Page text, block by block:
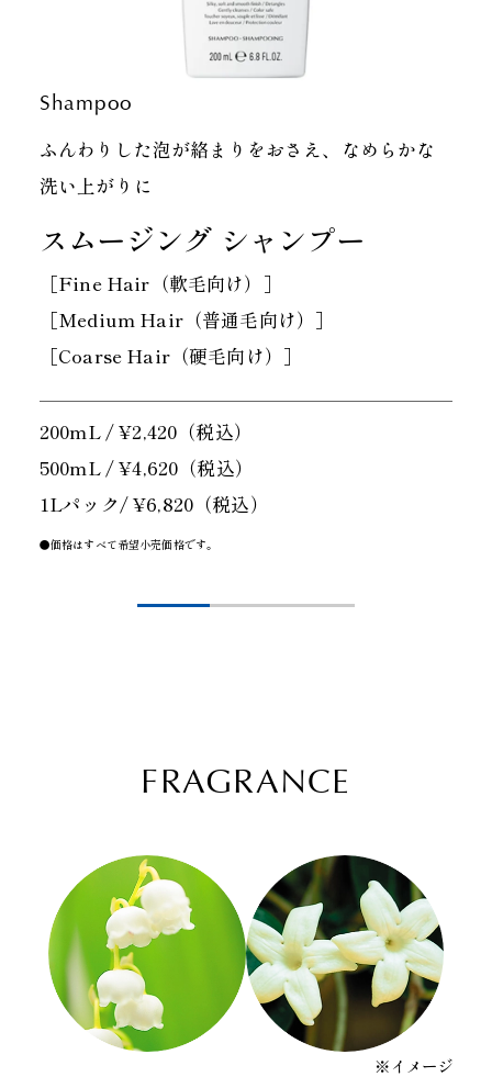
Shampoo
ふんわりした泡が絡まりをおさえ、なめらかな
洗い上がりに
スムージング シャンプー
［Fine Hair（軟毛向け）］
［Medium Hair（普通毛向け）］
［Coarse Hair（硬毛向け）］
200mL / ¥2,420（税込）
500mL / ¥4,620（税込）
1Lパック/ ¥6,820（税込）
●価格はすべて希望小売価格です。
FRAGRANCE
※イメージ